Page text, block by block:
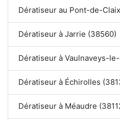
Dératiseur au Pont-de-
Dératiseur à Jarrie (38560)
Dératiseur à Vaulnaveys-
Dératiseur à Échirolles
Dératiseur à Méaudre